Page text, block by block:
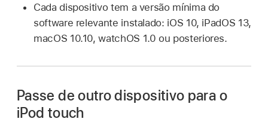
Cada dispositivo tem a versão mínima do
software relevante instalado: iOS 10, iPadOS 13,
macOS 10.10, watchOS 1.0 ou posteriores.
Passe de outro dispositivo para o
iPod touch